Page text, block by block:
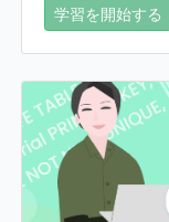
学習を開始する